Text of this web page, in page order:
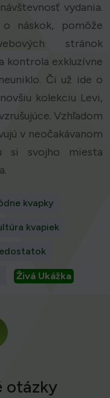
vydania.
náskok, pomôže
stránok
kontrola exkluzívne
Či už ide o
kolekciu Levi,
Vzhľadom
v neočakávanom
si svojho miesta
kvapky
kvapiek
Živá Ukážka
otázky